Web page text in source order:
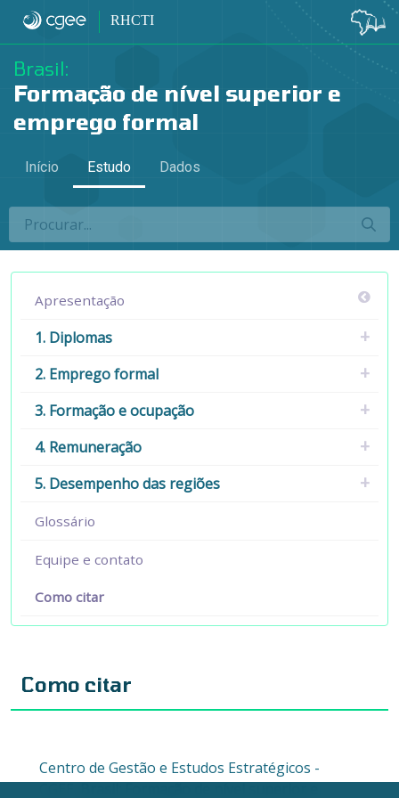
Como citar - Como citar
RHCTI
Brasil:
Formação de nível superior e
emprego formal
Início Estudo Dados
Apresentação
1. Diplomas
2. Emprego formal
3. Formação e ocupação
4. Remuneração
5. Desempenho das regiões
Glossário
Equipe e contato
Como citar
Como citar
Centro de Gestão e Estudos Estratégicos -